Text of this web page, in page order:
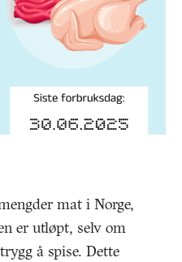
mat i Norge,
er utløpt, selv om
å spise. Dette